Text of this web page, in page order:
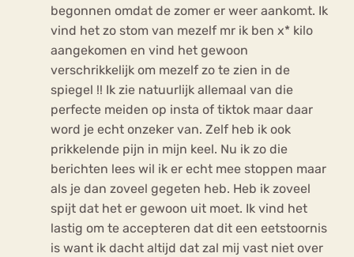
begonnen omdat de zomer er weer aankomt. Ik
vind het zo stom van mezelf mr ik ben x* kilo
aangekomen en vind het gewoon
verschrikkelijk om mezelf zo te zien in de
spiegel !! Ik zie natuurlijk allemaal van die
perfecte meiden op insta of tiktok maar daar
word je echt onzeker van. Zelf heb ik ook
prikkelende pijn in mijn keel. Nu ik zo die
berichten lees wil ik er echt mee stoppen maar
als je dan zoveel gegeten heb. Heb ik zoveel
spijt dat het er gewoon uit moet. Ik vind het
lastig om te accepteren dat dit een eetstoornis
is want ik dacht altijd dat zal mij vast niet over